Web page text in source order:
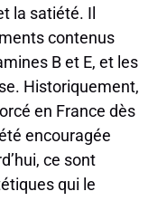
la satiété. Il
contenus
B et E, et les
Historiquement,
en France dès
encouragée
ce sont
qui le